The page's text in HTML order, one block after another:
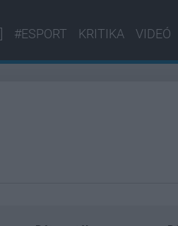
#ESPORT KRITIKA VIDEÓ